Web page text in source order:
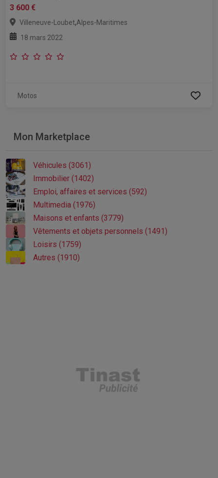
3 600 €
Villeneuve-Loubet,Alpes-Maritimes
18 mars 2022
Motos
Mon Marketplace
Véhicules (3061)
Immobilier (1402)
Emploi, affaires et services (592)
Multimedia (1976)
Maisons et enfants (3779)
Vêtements et objets personnels (1491)
Loisirs (1759)
Autres (1910)